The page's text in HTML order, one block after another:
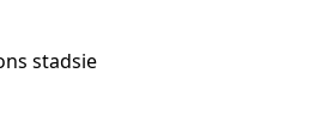
stadsie